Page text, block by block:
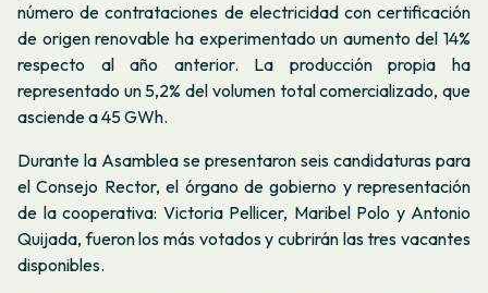
número de contrataciones de electricidad con certificación
de origen renovable ha experimentado un aumento del 14%
respecto al año anterior. La producción propia ha
representado un 5,2% del volumen total comercializado, que
asciende a 45 GWh.
Durante la Asamblea se presentaron seis candidaturas para
el Consejo Rector, el órgano de gobierno y representación
de la cooperativa: Victoria Pellicer, Maribel Polo y Antonio
Quijada, fueron los más votados y cubrirán las tres vacantes
disponibles.